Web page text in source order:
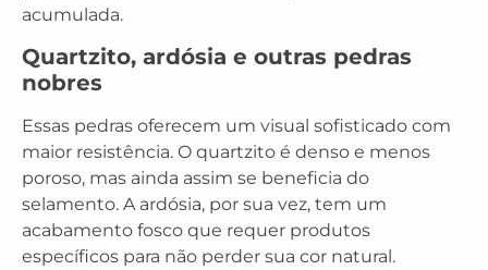
acumulada.
Quartzito, ardósia e outras pedras
nobres
Essas pedras oferecem um visual sofisticado com
maior resistência. O quartzito é denso e menos
poroso, mas ainda assim se beneficia do
selamento. A ardósia, por sua vez, tem um
acabamento fosco que requer produtos
específicos para não perder sua cor natural.